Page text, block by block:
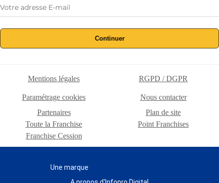
Continuer
Mentions légales RGPD / DGPR
Paramétrage cookies
Nous contacter
Partenaires
Plan de site
Toute la Franchise
Point Franchises
Franchise Cession
Une marque